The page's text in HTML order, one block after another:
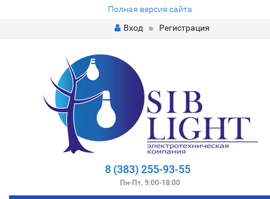
Полная версия сайта
Вход
Регистрация
8 (383) 255-93-55
Пн-Пт, 9:00-18:00